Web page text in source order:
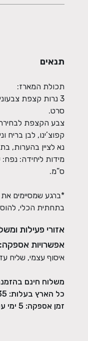
תנאים
3 נרות קצפת
צבע הקצפת
*ברגע שמסיימים
בתחתית הכלי,
אזורי פעילות
אפשרויות אספקה:
איסוף עצמי, שליח
משלוח חינם
כל הארץ בעלות:
זמן אספקה: 5 ימי